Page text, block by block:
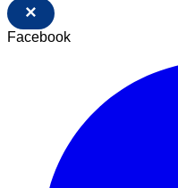
×
Facebook